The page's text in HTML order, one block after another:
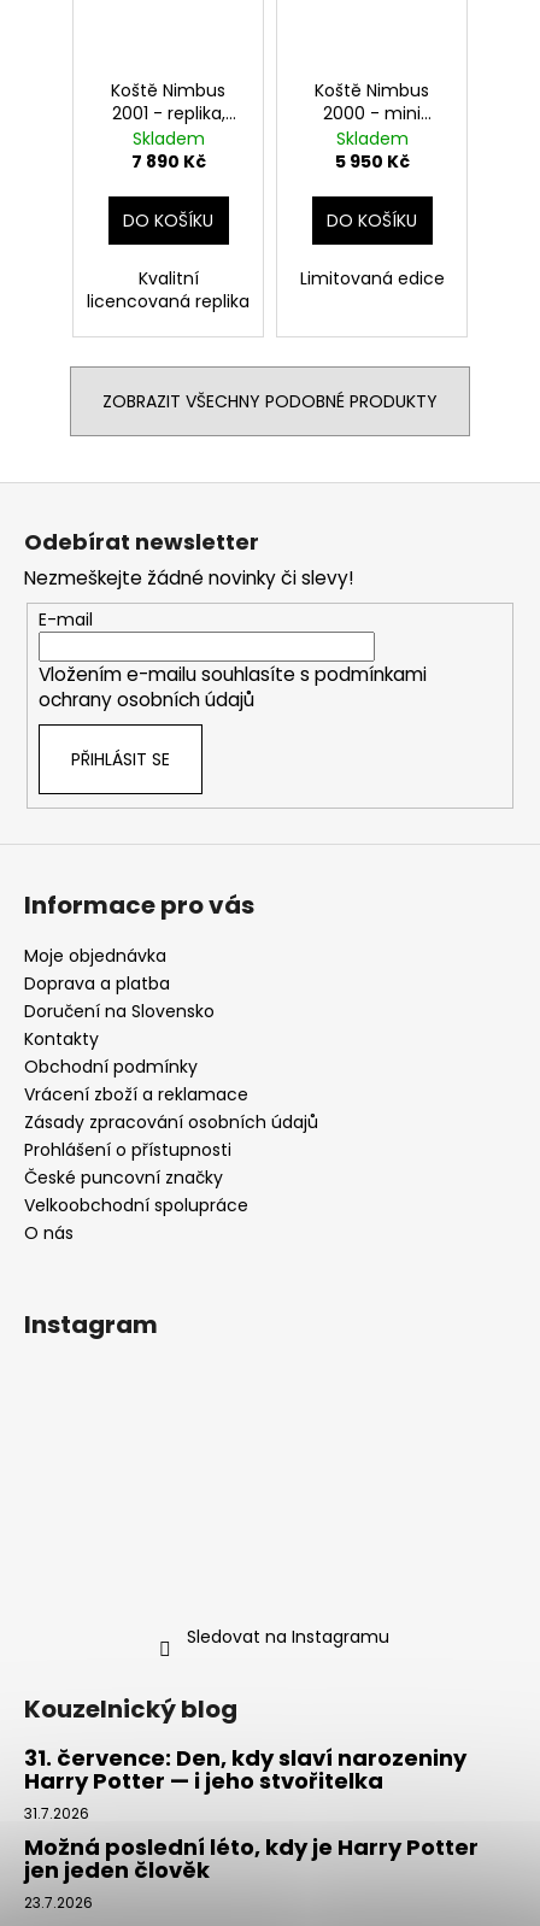
Koště Nimbus
2001 - replika,
Harry Potter
Skladem
7 890 Kč
DO KOŠÍKU
Kvalitní
licencovaná replika
Koště Nimbus
2000 - mini
replika, Harry
Potter
Skladem
5 950 Kč
DO KOŠÍKU
Limitovaná edice
ZOBRAZIT VŠECHNY PODOBNÉ PRODUKTY
Z
Odebírat newsletter
Nezmeškejte žádné novinky či slevy!
E-mail
Vložením e-mailu souhlasíte s podmínkami
ochrany osobních údajů
PŘIHLÁSIT SE
Informace pro vás
Moje objednávka
Doprava a platba
Doručení na Slovensko
Kontakty
Obchodní podmínky
Vrácení zboží a reklamace
Zásady zpracování osobních údajů
Prohlášení o přístupnosti
České puncovní značky
Velkoobchodní spolupráce
O nás
Instagram
Sledovat na Instagramu
Kouzelnický blog
31. července: Den, kdy slaví narozeniny
Harry Potter — i jeho stvořitelka
31.7.2026
Možná poslední léto, kdy je Harry Potter
jen jeden člověk
23.7.2026